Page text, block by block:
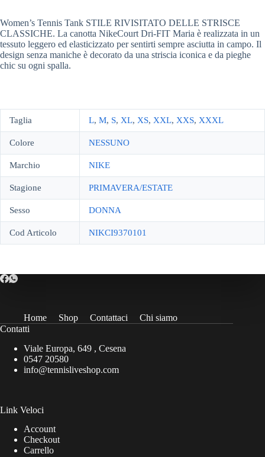
Women’s Tennis Tank STILE RIVISITATO DELLE STRISCE
CLASSICHE. La canotta NikeCourt Dri-FIT Maria è realizzata in un
tessuto leggero ed elasticizzato per sentirti sempre asciutta in campo. Il
design senza maniche è decorato da una striscia iconica e da pieghe
chic su ogni spalla.
Taglia L, M, S, XL, XS, XXL, XXS, XXXL
Colore NESSUNO
Marchio NIKE
Stagione PRIMAVERA/ESTATE
Sesso DONNA
Cod Articolo NIKCI9370101
Home Shop Contattaci
Chi siamo
Contatti
Viale Europa, 649 , Cesena
0547 20580
info@tennisliveshop.com
Link Veloci
Account
Checkout
Carrello